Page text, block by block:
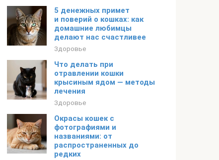
5 денежных примет
и поверий о кошках: как
домашние любимцы
делают нас счастливее
Здоровье
Что делать при
отравлении кошки
крысиным ядом — методы
лечения
Здоровье
Окрасы кошек с
фотографиями и
названиями: от
распространенных до
редких